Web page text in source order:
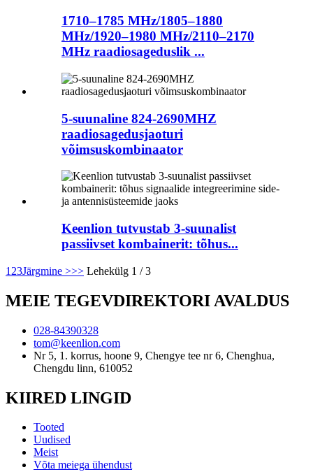
1710–1785 MHz/1805–1880
MHz/1920–1980 MHz/2110–2170
MHz raadiosageduslik ...
5-suunaline 824-2690MHZ
raadiosagedusjaoturi
võimsuskombinaator
Keenlion tutvustab 3-suunalist
passiivset kombainerit: tõhus...
1 23Järgmine >>> Lehekülg 1 / 3
MEIE TEGEVDIREKTORI AVALDUS
028-84390328
tom@keenlion.com
Nr 5, 1. korrus, hoone 9, Chengye tee nr 6, Chenghua,
Chengdu linn, 610052
KIIRED LINGID
Tooted
Uudised
Meist
Võta meiega ühendust